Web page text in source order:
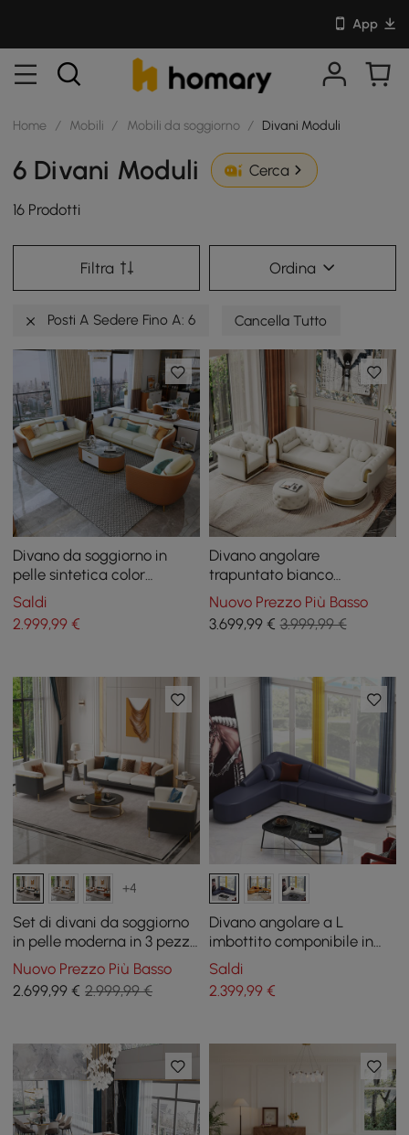
App
Home / Mobili / Mobili da soggiorno / Divani Moduli
6 Divani Moduli Cerca
16 Prodotti
Filtra Ordina
Posti A Sedere Fino A: 6 Cancella Tutto
Divano da soggiorno in
pelle sintetica color
arancione con divano
singolo e divanetto, set di 3
Saldi
2.999,99 €
Divano angolare
trapuntato bianco
moderno a forma di L
Dodiy a 6 posti con pouf e
cuscini
Nuovo Prezzo Più Basso
3.699,99€ 3.999,99 €
+4
Set di divani da soggiorno
in pelle moderna in 3 pezzi
Vertex
Nuovo Prezzo Più Basso
2.699,99 € 2.999,99 €
Divano angolare a L
imbottito componibile in
ecopelle blu moderno
Saldi
2.399,99€